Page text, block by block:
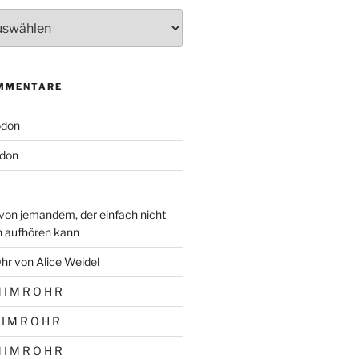
jemandem, der einfach nicht
aufhören kann
von Alice Weidel
I M R O H R
M R O H R
I M R O H R